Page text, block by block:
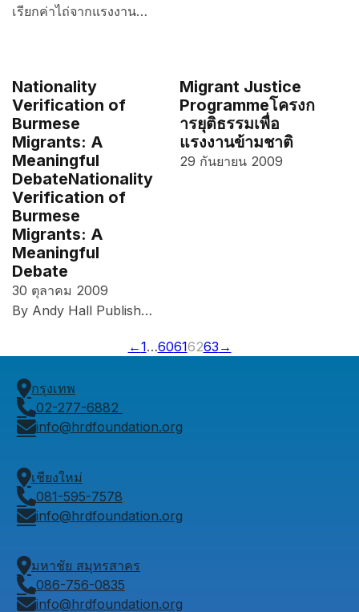
เรียกค่าไถ่จากแรงงาน…
Nationality
Verification of
Burmese
Migrants: A
Meaningful
DebateNationality
Verification of
Burmese
Migrants: A
Meaningful
Debate
30 ตุลาคม 2009
By Andy Hall Publish…
Migrant Justice
Programmeโครงก
ารยุติธรรมเพื่อ
แรงงานข้ามชาติ
29 กันยายน 2009
←1…60616263 →
กรุงเทพ
02-277-6882
info@hrdfoundation.org
เชียงใหม่
081-595-7578
info@hrdfoundation.org
มหาชัย สมุทรสาคร
086-756-0835
info@hrdfoundation.org